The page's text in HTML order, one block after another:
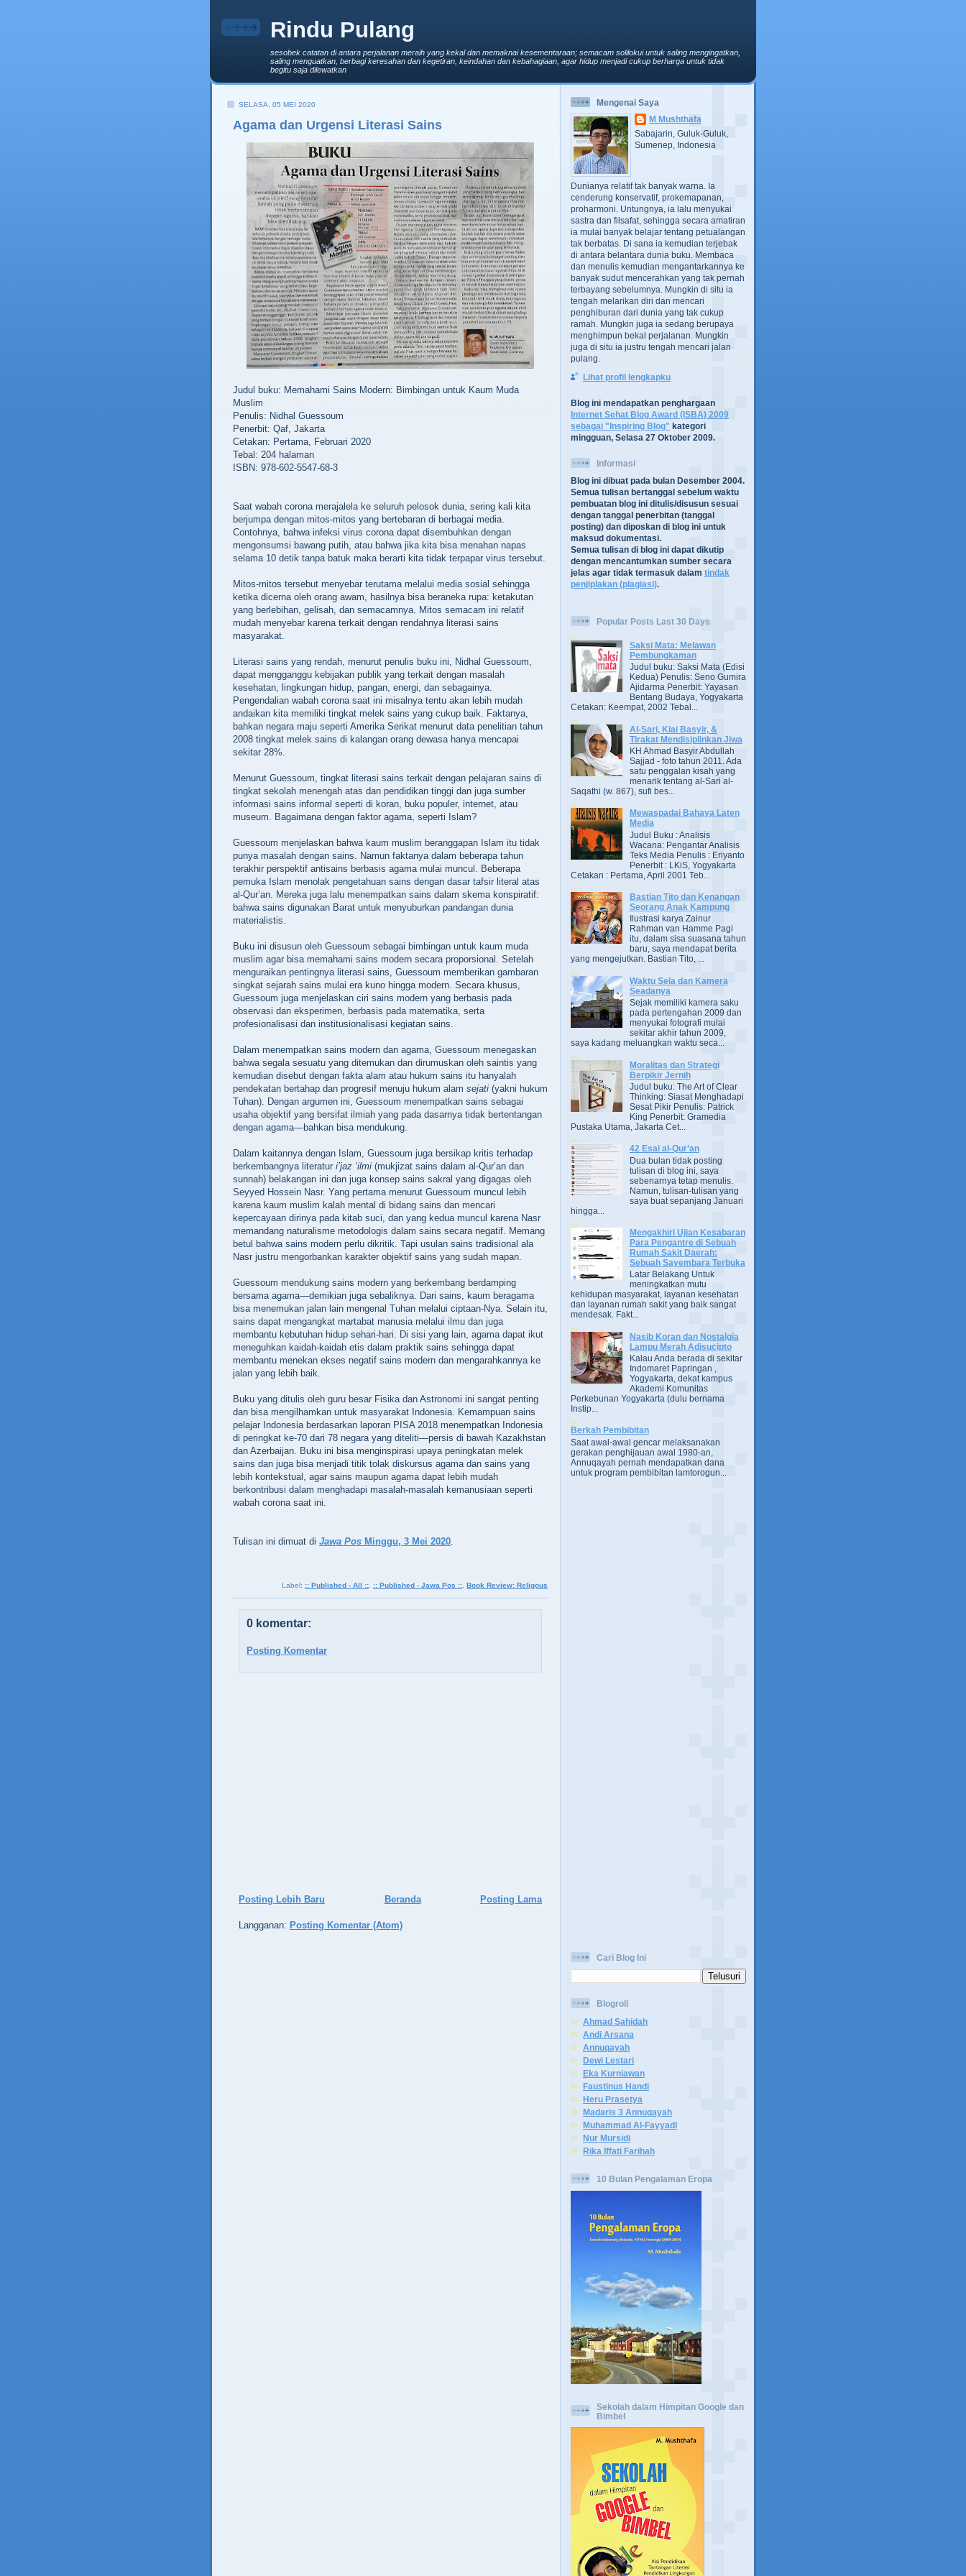
Rindu Pulang
sesobek catatan di antara perjalanan meraih yang kekal dan memaknai kesementaraan; semacam solilokui untuk saling mengingatkan,
saling menguatkan, berbagi keresahan dan kegetiran, keindahan dan kebahagiaan, agar hidup menjadi cukup berharga untuk tidak
begitu saja dilewatkan
SELASA, 05 MEI 2020
Agama dan Urgensi Literasi Sains
Judul buku: Memahami Sains Modern: Bimbingan untuk Kaum Muda
Muslim
Penulis: Nidhal Guessoum
Penerbit: Qaf, Jakarta
Cetakan: Pertama, Februari 2020
Tebal: 204 halaman
ISBN: 978-602-5547-68-3
Saat wabah corona merajalela ke seluruh pelosok dunia, sering kali kita
berjumpa dengan mitos-mitos yang bertebaran di berbagai media.
Contohnya, bahwa infeksi virus corona dapat disembuhkan dengan
mengonsumsi bawang putih, atau bahwa jika kita bisa menahan napas
selama 10 detik tanpa batuk maka berarti kita tidak terpapar virus tersebut.
Mitos-mitos tersebut menyebar terutama melalui media sosial sehingga
ketika dicerna oleh orang awam, hasilnya bisa beraneka rupa: ketakutan
yang berlebihan, gelisah, dan semacamnya. Mitos semacam ini relatif
mudah menyebar karena terkait dengan rendahnya literasi sains
masyarakat.
Literasi sains yang rendah, menurut penulis buku ini, Nidhal Guessoum,
dapat mengganggu kebijakan publik yang terkait dengan masalah
kesehatan, lingkungan hidup, pangan, energi, dan sebagainya.
Pengendalian wabah corona saat ini misalnya tentu akan lebih mudah
andaikan kita memiliki tingkat melek sains yang cukup baik. Faktanya,
bahkan negara maju seperti Amerika Serikat menurut data penelitian tahun
2008 tingkat melek sains di kalangan orang dewasa hanya mencapai
sekitar 28%.
Menurut Guessoum, tingkat literasi sains terkait dengan pelajaran sains di
tingkat sekolah menengah atas dan pendidikan tinggi dan juga sumber
informasi sains informal seperti di koran, buku populer, internet, atau
museum. Bagaimana dengan faktor agama, seperti Islam?
Guessoum menjelaskan bahwa kaum muslim beranggapan Islam itu tidak
punya masalah dengan sains. Namun faktanya dalam beberapa tahun
terakhir perspektif antisains berbasis agama mulai muncul. Beberapa
pemuka Islam menolak pengetahuan sains dengan dasar tafsir literal atas
al-Qur’an. Mereka juga lalu menempatkan sains dalam skema konspiratif:
bahwa sains digunakan Barat untuk menyuburkan pandangan dunia
materialistis.
Buku ini disusun oleh Guessoum sebagai bimbingan untuk kaum muda
muslim agar bisa memahami sains modern secara proporsional. Setelah
menguraikan pentingnya literasi sains, Guessoum memberikan gambaran
singkat sejarah sains mulai era kuno hingga modern. Secara khusus,
Guessoum juga menjelaskan ciri sains modern yang berbasis pada
observasi dan eksperimen, berbasis pada matematika, serta
profesionalisasi dan institusionalisasi kegiatan sains.
Dalam menempatkan sains modern dan agama, Guessoum menegaskan
bahwa segala sesuatu yang ditemukan dan dirumuskan oleh saintis yang
kemudian disebut dengan fakta alam atau hukum sains itu hanyalah
pendekatan bertahap dan progresif menuju hukum alam sejati (yakni hukum
Tuhan). Dengan argumen ini, Guessoum menempatkan sains sebagai
usaha objektif yang bersifat ilmiah yang pada dasarnya tidak bertentangan
dengan agama—bahkan bisa mendukung.
Dalam kaitannya dengan Islam, Guessoum juga bersikap kritis terhadap
berkembangnya literatur i’jaz ‘ilmi (mukjizat sains dalam al-Qur’an dan
sunnah) belakangan ini dan juga konsep sains sakral yang digagas oleh
Seyyed Hossein Nasr. Yang pertama menurut Guessoum muncul lebih
karena kaum muslim kalah mental di bidang sains dan mencari
kepercayaan dirinya pada kitab suci, dan yang kedua muncul karena Nasr
memandang naturalisme metodologis dalam sains secara negatif. Memang
betul bahwa sains modern perlu dikritik. Tapi usulan sains tradisional ala
Nasr justru mengorbankan karakter objektif sains yang sudah mapan.
Guessoum mendukung sains modern yang berkembang berdamping
bersama agama—demikian juga sebaliknya. Dari sains, kaum beragama
bisa menemukan jalan lain mengenal Tuhan melalui ciptaan-Nya. Selain itu,
sains dapat mengangkat martabat manusia melalui ilmu dan juga
membantu kebutuhan hidup sehari-hari. Di sisi yang lain, agama dapat ikut
meneguhkan kaidah-kaidah etis dalam praktik sains sehingga dapat
membantu menekan ekses negatif sains modern dan mengarahkannya ke
jalan yang lebih baik.
Buku yang ditulis oleh guru besar Fisika dan Astronomi ini sangat penting
dan bisa mengilhamkan untuk masyarakat Indonesia. Kemampuan sains
pelajar Indonesia berdasarkan laporan PISA 2018 menempatkan Indonesia
di peringkat ke-70 dari 78 negara yang diteliti—persis di bawah Kazakhstan
dan Azerbaijan. Buku ini bisa menginspirasi upaya peningkatan melek
sains dan juga bisa menjadi titik tolak diskursus agama dan sains yang
lebih kontekstual, agar sains maupun agama dapat lebih mudah
berkontribusi dalam menghadapi masalah-masalah kemanusiaan seperti
wabah corona saat ini.
Tulisan ini dimuat di Jawa Pos Minggu, 3 Mei 2020.
Label: :: Published - All ::, :: Published - Jawa Pos ::, Book Review: Religous
0 komentar:
Posting Komentar
Posting Lebih Baru Posting Lama
Beranda
Langganan: Posting Komentar (Atom)
Mengenai Saya
M Mushthafa
Sabajarin, Guluk-Guluk,
Sumenep, Indonesia
Dunianya relatif tak banyak warna. Ia
cenderung konservatif, prokemapanan,
proharmoni. Untungnya, ia lalu menyukai
sastra dan filsafat, sehingga secara amatiran
ia mulai banyak belajar tentang petualangan
tak berbatas. Di sana ia kemudian terjebak
di antara belantara dunia buku. Membaca
dan menulis kemudian mengantarkannya ke
banyak sudut mencerahkan yang tak pernah
terbayang sebelumnya. Mungkin di situ ia
tengah melarikan diri dan mencari
penghiburan dari dunia yang tak cukup
ramah. Mungkin juga ia sedang berupaya
menghimpun bekal perjalanan. Mungkin
juga di situ ia justru tengah mencari jalan
pulang.
Lihat profil lengkapku
Blog ini mendapatkan penghargaan
Internet Sehat Blog Award (ISBA) 2009
sebagai "Inspiring Blog" kategori
mingguan, Selasa 27 Oktober 2009.
Informasi
Blog ini dibuat pada bulan Desember 2004.
Semua tulisan bertanggal sebelum waktu
pembuatan blog ini ditulis/disusun sesuai
dengan tanggal penerbitan (tanggal
posting) dan diposkan di blog ini untuk
maksud dokumentasi.
Semua tulisan di blog ini dapat dikutip
dengan mencantumkan sumber secara
jelas agar tidak termasuk dalam tindak
penjiplakan (plagiasi).
Popular Posts Last 30 Days
Saksi Mata: Melawan
Pembungkaman
Judul buku: Saksi Mata (Edisi
Kedua) Penulis: Seno Gumira
Ajidarma Penerbit: Yayasan
Bentang Budaya, Yogyakarta
Cetakan: Keempat, 2002 Tebal...
Al-Sari, Kiai Basyir, &
Tirakat Mendisiplinkan Jiwa
KH Ahmad Basyir Abdullah
Sajjad - foto tahun 2011. Ada
satu penggalan kisah yang
menarik tentang al-Sari al-
Saqathi (w. 867), sufi bes...
Mewaspadai Bahaya Laten
Media
Judul Buku : Analisis
Wacana: Pengantar Analisis
Teks Media Penulis : Eriyanto
Penerbit : LKiS, Yogyakarta
Cetakan : Pertama, April 2001 Teb...
Bastian Tito dan Kenangan
Seorang Anak Kampung
Ilustrasi karya Zainur
Rahman van Hamme Pagi
itu, dalam sisa suasana tahun
baru, saya mendapat berita
yang mengejutkan. Bastian Tito, ...
Waktu Sela dan Kamera
Seadanya
Sejak memiliki kamera saku
pada pertengahan 2009 dan
menyukai fotografi mulai
sekitar akhir tahun 2009,
saya kadang meluangkan waktu seca...
Moralitas dan Strategi
Berpikir Jernih
Judul buku: The Art of Clear
Thinking: Siasat Menghadapi
Sesat Pikir Penulis: Patrick
King Penerbit: Gramedia
Pustaka Utama, Jakarta Cet...
42 Esai al-Qur’an
Dua bulan tidak posting
tulisan di blog ini, saya
sebenarnya tetap menulis.
Namun, tulisan-tulisan yang
saya buat sepanjang Januari
hingga...
Mengakhiri Ujian Kesabaran
Para Pengantre di Sebuah
Rumah Sakit Daerah:
Sebuah Sayembara Terbuka
Latar Belakang Untuk
meningkatkan mutu
kehidupan masyarakat, layanan kesehatan
dan layanan rumah sakit yang baik sangat
mendesak. Fakt...
Nasib Koran dan Nostalgia
Lampu Merah Adisucipto
Kalau Anda berada di sekitar
Indomaret Papringan ,
Yogyakarta, dekat kampus
Akademi Komunitas
Perkebunan Yogyakarta (dulu bernama
Instip...
Berkah Pembibitan
Saat awal-awal gencar melaksanakan
gerakan penghijauan awal 1980-an,
Annuqayah pernah mendapatkan dana
untuk program pembibitan lamtorogun...
Cari Blog Ini
Blogroll
Ahmad Sahidah
Andi Arsana
Annuqayah
Dewi Lestari
Eka Kurniawan
Faustinus Handi
Heru Prasetya
Madaris 3 Annuqayah
Muhammad Al-Fayyadl
Nur Mursidi
Rika Iffati Farihah
10 Bulan Pengalaman Eropa
Sekolah dalam Himpitan Google dan
Bimbel